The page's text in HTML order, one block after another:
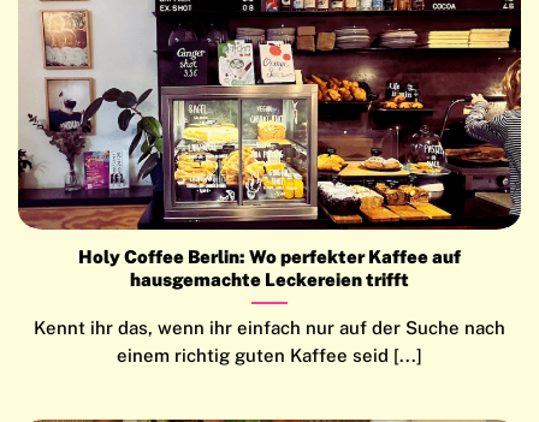
Holy Coffee Berlin: Wo perfekter Kaffee auf
hausgemachte Leckereien trifft
Kennt ihr das, wenn ihr einfach nur auf der Suche nach
einem richtig guten Kaffee seid [...]